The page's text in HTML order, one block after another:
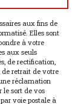
aux fins de
Elles sont
à votre
aux seuls
de rectification,
de retrait de votre
réclamation
le sort de vos
voie postale à